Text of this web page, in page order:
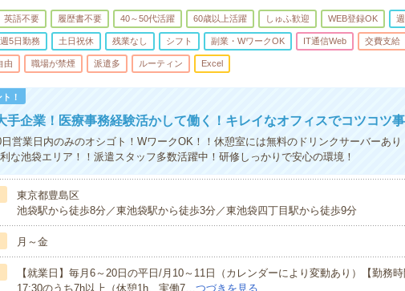
英語不要 履歴書不要 40～50代活躍 60歳以上活躍 しゅふ歓迎 WEB登録OK
週5日勤務 土日祝休 残業なし シフト 副業・WワークOK IT通信Web 交費支給
由 職場が禁煙 派遣多 ルーティン Excel
！
手企業！医療事務経験活かして働く！キレイなオフィスでコツコツ
営業日内のみのオシゴト！WワークOK！！休憩室には無料のドリンクサーバーあり
な池袋エリア！！派遣スタッフ多数活躍中！研修しっかりで安心の環境！
東京都豊島区
池袋駅から徒歩8分／東池袋駅から徒歩3分／東池袋四丁目駅から徒歩9分
月～金
【就業日】毎月6～20日の平日/月10～11日（カレンダーにより変動あり）【勤務時
17:30のうち7h以上（休憩1h、実働7…つづきを見る